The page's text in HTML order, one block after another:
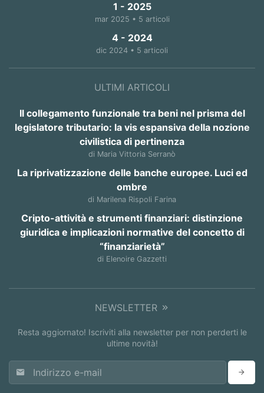
1 - 2025
mar 2025 • 5 articoli
4 - 2024
dic 2024 • 5 articoli
ULTIMI ARTICOLI
Il collegamento funzionale tra beni nel prisma del
legislatore tributario: la vis espansiva della nozione
civilistica di pertinenza
di Maria Vittoria Serranò
La riprivatizzazione delle banche europee. Luci ed
ombre
di Marilena Rispoli Farina
Cripto-attività e strumenti finanziari: distinzione
giuridica e implicazioni normative del concetto di
“finanziarietà”
di Elenoire Gazzetti
NEWSLETTER
Resta aggiornato! Iscriviti alla newsletter per non perderti le
ultime novità!